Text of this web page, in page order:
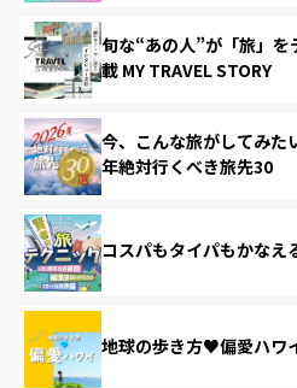
旬な“あの人”が「旅」
載 MY TRAVEL STORY
今、こんな旅がしてみた
年絶対行くべき旅先30
コスパもタイパもかなえ
地球の歩き方♥偏愛ハワ